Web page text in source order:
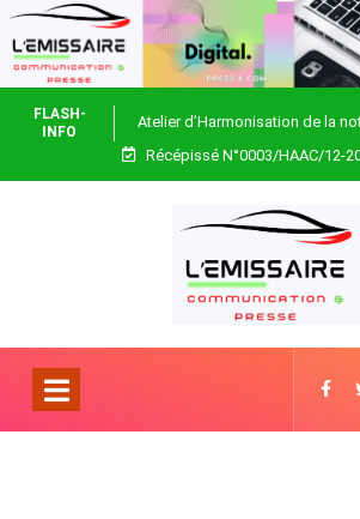
FLASH-
INFO
Atelier d’Harmonisation de la
Togo
Récépissé N°0003/HAAC/12-